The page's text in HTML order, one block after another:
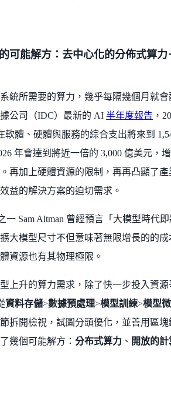
可能解方：去中心化的分佈式算力
統所需要的算力，幾乎每隔幾個月就會
公司（IDC）最新的 AI 半年度報告 ，
軟體、硬體與服務的綜合支出將來到
年會達到將近一倍的 3,000 億美元，
再加上硬體資源的限制，再再凸顯了產
益的解決方案的迫切需求。
一 Sam Altman 曾經預言「大模型時代
大模型尺寸不但意味著無限增長的的成
資源也有其物理極限。
上升的算力需求，除了快一步投入資源
資料存儲>數據預處理>模型訓練>模型
拆開檢視，試圖分頭優化，並善用區塊
幾個可能解方： 分布式算力 、 開放的